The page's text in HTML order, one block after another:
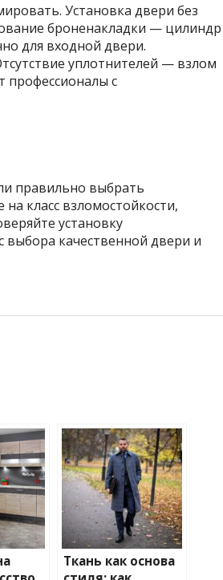
Установка двери без
броненакладки — цилиндр
для входной двери.
уплотнителей — взлом
профессионалы с
правильно выбрать
класс взломостойкости,
установку
выбора качественной двери и
Ткань как основа